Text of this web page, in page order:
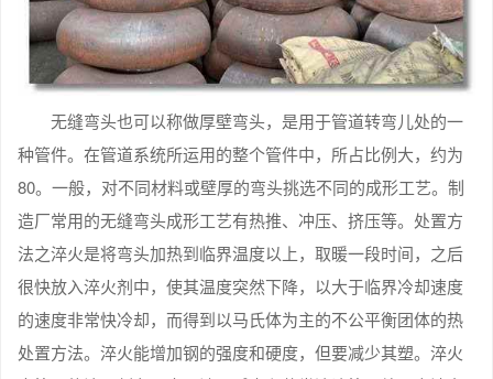
无缝弯头也可以称做厚壁弯头，是用于管道转弯儿处的一
种管件。在管道系统所运用的整个管件中，所占比例大，约为
80。一般，对不同材料或壁厚的弯头挑选不同的成形工艺。制
造厂常用的无缝弯头成形工艺有热推、冲压、挤压等。处置方
法之淬火是将弯头加热到临界温度以上，取暖一段时间，之后
很快放入淬火剂中，使其温度突然下降，以大于临界冷却速度
的速度非常快冷却，而得到以马氏体为主的不公平衡团体的热
处置方法。淬火能增加钢的强度和硬度，但要减少其塑。淬火